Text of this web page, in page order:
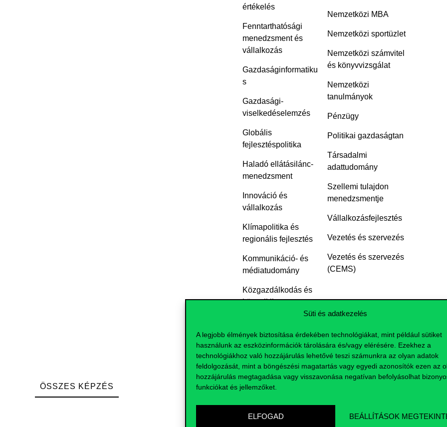
Süti és adatkezelés
A legjobb élmények biztosítása érdekében technológiákat, mint például sütiket
használunk az eszközinformációk tárolására és/vagy elérésére. Ezekhez a
technológiákhoz való hozzájárulás lehetővé teszi számunkra az olyan adatok
feldolgozását, mint a böngészési magatartás vagy egyedi azonosítók ezen az
hozzájárulás megtagadása vagy visszavonása negatívan befolyásolhat
funkciókat és jellemzőket.
ELFOGAD BEÁLLÍTÁSOK
értékelés
Fenntarthatósági
menedzsment és
vállalkozás
Gazdaságinformatiku
s
Gazdasági-
viselkedéselemzés
Globális
fejlesztéspolitika
Haladó ellátásilánc-
menedzsment
Innováció és
vállalkozás
Klímapolitika és
regionális fejlesztés
Kommunikáció- és
médiatudomány
Közgazdálkodás és
közpolitika
elemző
Nemzetközi MBA
Nemzetközi sportüzlet
Nemzetközi számvitel
és könyvvizsgálat
Nemzetközi
tanulmányok
Pénzügy
Politikai gazdaságtan
Társadalmi
adattudomány
Szellemi tulajdon
menedzsmentje
Vállalkozásfejlesztés
Vezetés és szervezés
Vezetés és szervezés
(CEMS)
ÖSSZES KÉPZÉS